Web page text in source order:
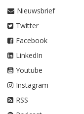
Nieuwsbrief
Twitter
Facebook
LinkedIn
Youtube
Instagram
RSS